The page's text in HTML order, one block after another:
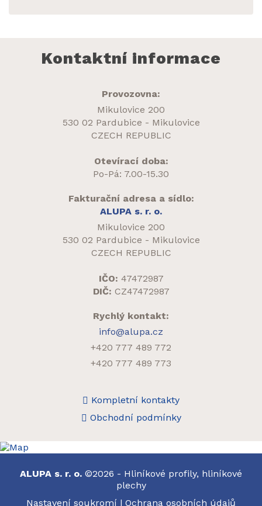
Kontaktní informace
Provozovna:
Mikulovice 200
530 02 Pardubice - Mikulovice
CZECH REPUBLIC
Otevírací doba:
Po-Pá: 7.00-15.30
Fakturační adresa a sídlo:
ALUPA s. r. o.
Mikulovice 200
530 02 Pardubice - Mikulovice
CZECH REPUBLIC
IČO: 47472987
DIČ: CZ47472987
Rychlý kontakt:
info@alupa.cz
+420 777 489 772
+420 777 489 773
Kompletní kontakty
Obchodní podmínky
ALUPA s. r. o. ©2026 - Hliníkové profily, hliníkové
plechy
Nastavení soukromí | Ochrana osobních údajů